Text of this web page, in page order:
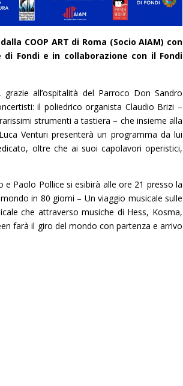
COOP ART di Roma (Socio AIAM) con
Fondi e in collaborazione con il Fondi
all’ospitalità del Parroco Don Sandro
il poliedrico organista Claudio Brizi –
strumenti a tastiera – che insieme alla
Venturi presenterà un programma da lui
oltre che ai suoi capolavori operistici,
Paolo Pollice si esibirà alle ore 21 presso la
in 80 giorni – Un viaggio musicale sulle
che attraverso musiche di Hess, Kosma,
farà il giro del mondo con partenza e arrivo